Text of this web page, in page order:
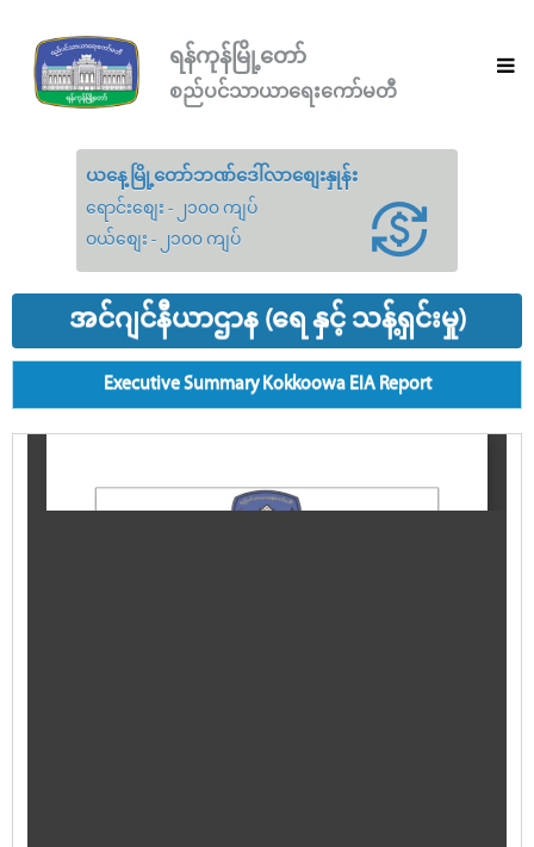
ရန်ကုန်မြို့တော်
စည်ပင်သာယာရေးကော်မတီ
ယနေ့မြို့တော်ဘဏ်ဒေါ်လာစျေးနှုန်း
ရောင်းစျေး - ၂၁၀၀ ကျပ်
ဝယ်စျေး - ၂၁၀၀ ကျပ်
အင်ဂျင်နီယာဌာန (ရေ နှင့် သန့်ရှင်းမှု)
Executive Summary Kokkoowa EIA Report